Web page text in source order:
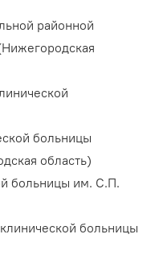
районной
больницы
область)
больницы им. С.П.
больницы